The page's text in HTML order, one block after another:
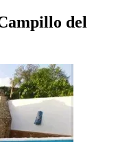
del